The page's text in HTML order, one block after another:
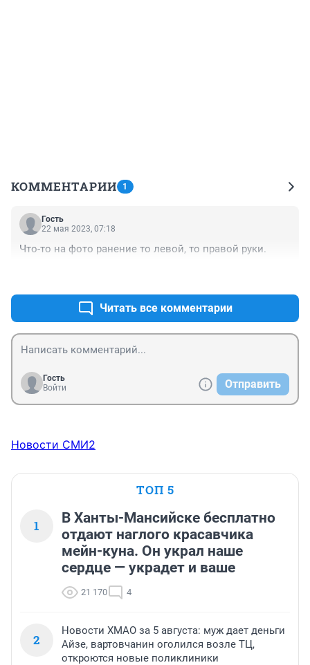
КОММЕНТАРИИ 1
Гость
22 мая 2023, 07:18
Что-то на фото ранение то левой, то правой руки.
Читать все комментарии
Гость
Войти
Отправить
Новости СМИ2
ТОП 5
1
В Ханты-Мансийске бесплатно
отдают наглого красавчика
мейн-куна. Он украл наше
сердце — украдет и ваше
21 170 4
2
Новости ХМАО за 5 августа: муж дает деньги
Айзе, вартовчанин оголился возле ТЦ,
откроются новые поликлиники